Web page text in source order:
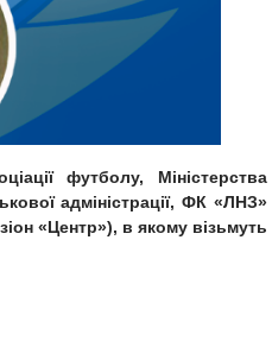
футболу, Міністерства
адміністрації, ФК «ЛНЗ»
«Центр»), в якому візьмуть